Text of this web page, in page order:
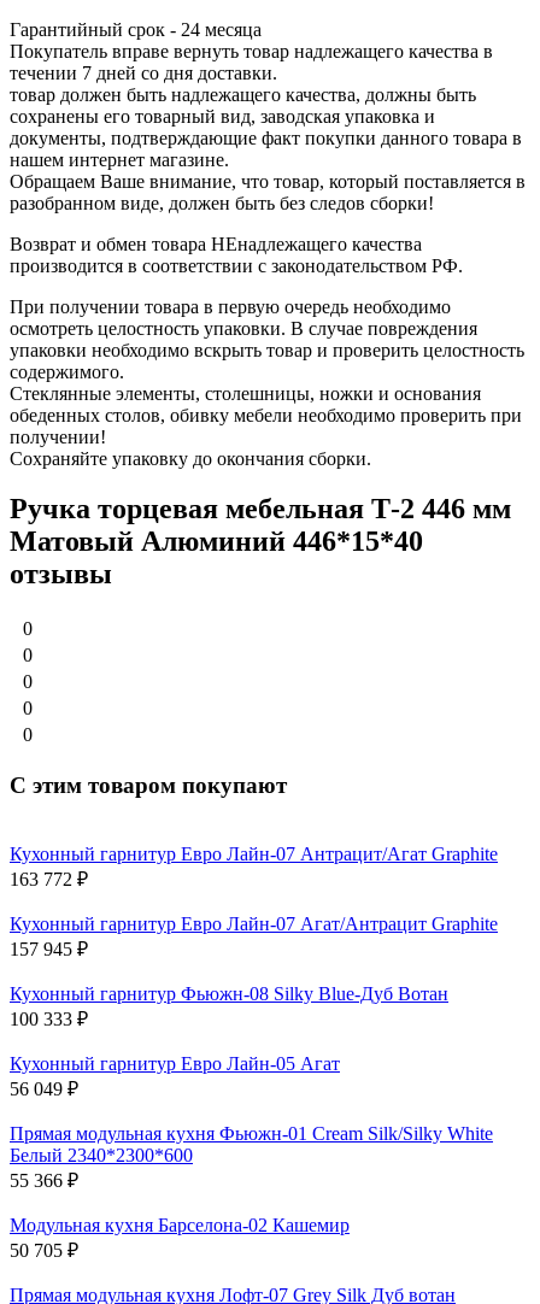
Гарантийный срок - 24 месяца
Покупатель вправе вернуть товар надлежащего качества в
течении 7 дней со дня доставки.
товар должен быть надлежащего качества, должны быть
сохранены его товарный вид, заводская упаковка и
документы, подтверждающие факт покупки данного товара в
нашем интернет магазине.
Обращаем Ваше внимание, что товар, который поставляется в
разобранном виде, должен быть без следов сборки!
Возврат и обмен товара НЕнадлежащего качества
производится в соответствии с законодательством РФ.
При получении товара в первую очередь необходимо
осмотреть целостность упаковки. В случае повреждения
упаковки необходимо вскрыть товар и проверить целостность
содержимого.
Стеклянные элементы, столешницы, ножки и основания
обеденных столов, обивку мебели необходимо проверить при
получении!
Сохраняйте упаковку до окончания сборки.
Ручка торцевая мебельная Т-2 446 мм
Матовый Алюминий 446*15*40
отзывы
0
0
0
0
0
С этим товаром покупают
Кухонный гарнитур Евро Лайн-07 Антрацит/Агат Graphite
163 772 ₽
Кухонный гарнитур Евро Лайн-07 Агат/Антрацит Graphite
157 945 ₽
Кухонный гарнитур Фьюжн-08 Silky Blue-Дуб Вотан
100 333 ₽
Кухонный гарнитур Евро Лайн-05 Агат
56 049 ₽
Прямая модульная кухня Фьюжн-01 Cream Silk/Silky White
Белый 2340*2300*600
55 366 ₽
Модульная кухня Барселона-02 Кашемир
50 705 ₽
Прямая модульная кухня Лофт-07 Grey Silk Дуб вотан